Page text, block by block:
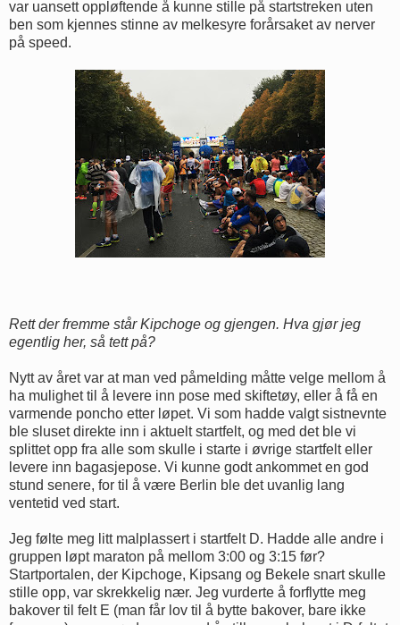
var uansett oppløftende å kunne stille på startstreken uten
ben som kjennes stinne av melkesyre forårsaket av nerver
på speed.
Rett der fremme står Kipchoge og gjengen. Hva gjør jeg
egentlig her, så tett på?
Nytt av året var at man ved påmelding måtte velge mellom å
ha mulighet til å levere inn pose med skiftetøy, eller å få en
varmende poncho etter løpet. Vi som hadde valgt sistnevnte
ble sluset direkte inn i aktuelt startfelt, og med det ble vi
splittet opp fra alle som skulle i starte i øvrige startfelt eller
levere inn bagasjepose. Vi kunne godt ankommet en god
stund senere, for til å være Berlin ble det uvanlig lang
ventetid ved start.
Jeg følte meg litt malplassert i startfelt D. Hadde alle andre i
gruppen løpt maraton på mellom 3:00 og 3:15 før?
Startportalen, der Kipchoge, Kipsang og Bekele snart skulle
stille opp, var skrekkelig nær. Jeg vurderte å forflytte meg
bakover til felt E (man får lov til å bytte bakover, bare ikke